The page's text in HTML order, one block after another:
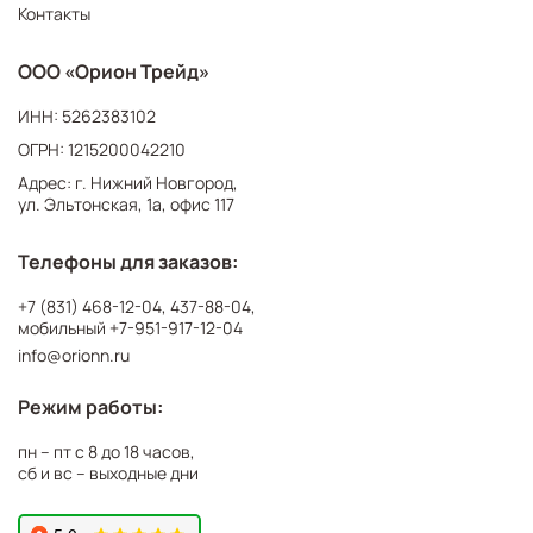
Контакты
ООО «Орион Трейд»
ИНН: 5262383102
ОГРН: 1215200042210
Адрес: г. Нижний Новгород,
ул. Эльтонская, 1а, офис 117
Телефоны для заказов:
+7 (831) 468-12-04, 437-88-04,
мобильный +7-951-917-12-04
info@orionn.ru
Режим работы:
пн – пт с 8 до 18 часов,
сб и вс – выходные дни